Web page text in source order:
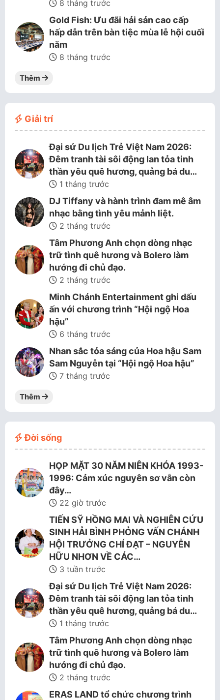
8 tháng trước
Gold Fish: Ưu đãi hải sản cao cấp
hấp dẫn trên bàn tiệc mùa lễ hội cuối
năm
8 tháng trước
Thêm
Giải trí
Đại sứ Du lịch Trẻ Việt Nam 2026:
Đêm tranh tài sôi động lan tỏa tinh
thần yêu quê hương, quảng bá du…
1 tháng trước
DJ Tiffany và hành trình đam mê âm
nhạc bằng tình yêu mảnh liệt.
2 tháng trước
Tâm Phương Anh chọn dòng nhạc
trữ tình quê hương và Bolero làm
hướng đi chủ đạo.
2 tháng trước
Minh Chánh Entertainment ghi dấu
ấn với chương trình “Hội ngộ Hoa
hậu”
6 tháng trước
Nhan sắc tỏa sáng của Hoa hậu Sam
Sam Nguyễn tại “Hội ngộ Hoa hậu”
7 tháng trước
Thêm
Đời sống
HỌP MẶT 30 NĂM NIÊN KHÓA 1993-
1996: Cảm xúc nguyên sơ vẫn còn
đây…
22 giờ trước
TIẾN SỸ HỒNG MAI VÀ NGHIÊN CỨU
SINH HẢI BÌNH PHỎNG VẤN CHÁNH
HỘI TRƯỞNG CHÍ ĐẠT – NGUYỄN
HỮU NHƠN VỀ CÁC…
3 tuần trước
Đại sứ Du lịch Trẻ Việt Nam 2026:
Đêm tranh tài sôi động lan tỏa tinh
thần yêu quê hương, quảng bá du…
1 tháng trước
Tâm Phương Anh chọn dòng nhạc
trữ tình quê hương và Bolero làm
hướng đi chủ đạo.
2 tháng trước
ERAS LAND tổ chức chương trình